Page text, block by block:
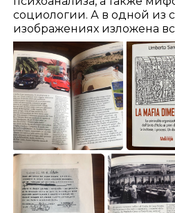
социологии. А в одной из
изображениях изложена